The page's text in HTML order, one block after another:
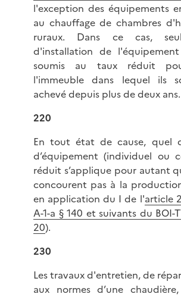
l'exception des équipements
au chauffage de chambres
ruraux. Dans ce cas,
d'installation de
soumis au taux réduit
l'immeuble dans lequel ils
achevé depuis plus de deux ans.
220
En tout état de cause, quel
d’équipement (individuel ou
réduit s’applique pour autant
concourent pas à la
en application du I de l'article
A-1-a § 140 et suivants du BOI-
20).
230
Les travaux d'entretien, de
aux normes d’une